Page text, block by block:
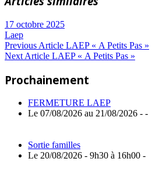
17 octobre 2025
Laep
Navigation
l’article
Previous ArticlePrevious
Post:
LAEP « A Petits Pas »
Next ArticleNext
LAEP « A Petits Pas »
Prochainement
FERMETURE LAEP
Le 07/08/2026 au 21/08/2026 - -
Sortie familles
Le 20/08/2026 - 9h30 à 16h00 -